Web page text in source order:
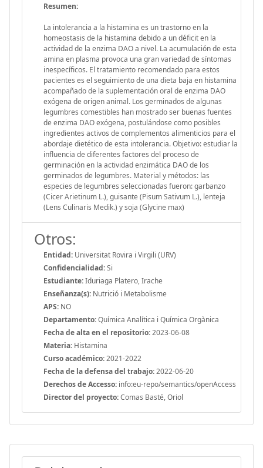
Resumen:
La intolerancia a la histamina es un trastorno en la
homeostasis de la histamina debido a un déficit en la
actividad de la enzima DAO a nivel. La acumulación de esta
amina en plasma provoca una gran variedad de síntomas
inespecíficos. El tratamiento recomendado para estos
pacientes es el seguimiento de una dieta baja en histamina
acompañado de la suplementación oral de enzima DAO
exógena de origen animal. Los germinados de algunas
legumbres comestibles han mostrado ser buenas fuentes
de enzima DAO exógena, postulándose como posibles
ingredientes activos de complementos alimenticios para el
abordaje dietético de esta intolerancia. Objetivo: estudiar la
influencia de diferentes factores del proceso de
germinación en la actividad enzimática DAO de los
germinados de legumbres. Material y métodos: las
especies de legumbres seleccionadas fueron: garbanzo
(Cicer Arietinum L.), guisante (Pisum Sativum L.), lenteja
(Lens Culinaris Medik.) y soja (Glycine max)
Otros:
Entidad: Universitat Rovira i Virgili (URV)
Confidencialidad:Si
Estudiante:Iduriaga Platero, Irache
Enseñanza(s): Nutrició i Metabolisme
APS: NO
Departamento:Química Analítica i Química Orgànica
Fecha de alta en el repositorio:2023-06-08
Materia: Histamina
Curso académico:2021-2022
Fecha de la defensa del trabajo:2022-06-20
Derechos de Accesso: info:eu-repo/semantics/openAccess
Director del proyecto:Comas Basté, Oriol